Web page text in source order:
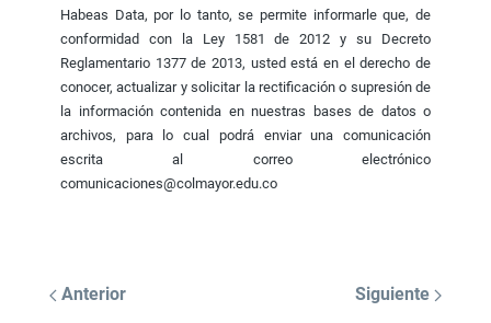
Habeas Data, por lo tanto, se permite informarle que, de
conformidad con la Ley 1581 de 2012 y su Decreto
Reglamentario 1377 de 2013, usted está en el derecho de
conocer, actualizar y solicitar la rectificación o supresión de
la información contenida en nuestras bases de datos o
archivos, para lo cual podrá enviar una comunicación
escrita al correo electrónico
comunicaciones@colmayor.edu.co
Anterior Siguiente